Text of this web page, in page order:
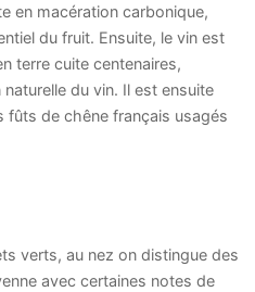
en macération carbonique,
du fruit. Ensuite, le vin est
terre cuite centenaires,
du vin. Il est ensuite
fûts de chêne français usagés
verts, au nez on distingue des
avec certaines notes de